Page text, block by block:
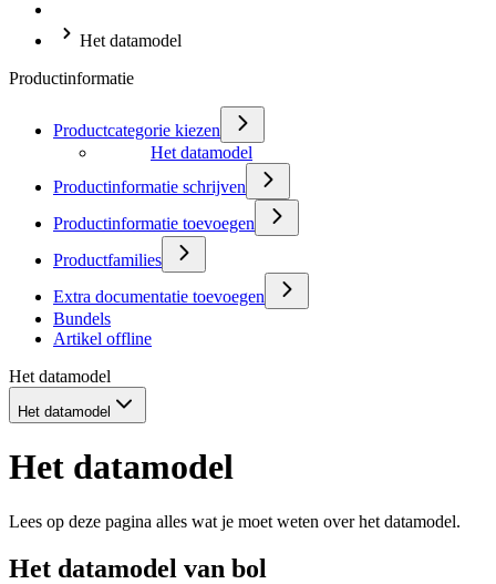
Het datamodel
Productinformatie
Productcategorie kiezen
Het datamodel
Productinformatie schrijven
Productinformatie toevoegen
Productfamilies
Extra documentatie toevoegen
Bundels
Artikel offline
Het datamodel
Het datamodel
Het datamodel
Lees op deze pagina alles wat je moet weten over het datamodel.
Het datamodel van bol